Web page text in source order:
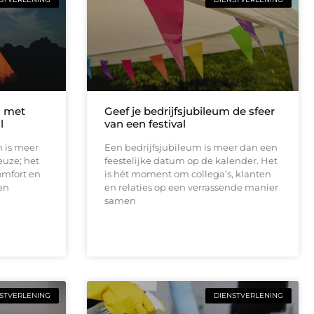
met
is meer
het
en
Geef je bedrijfsjubileum de sfeer
van een festival
Een bedrijfsjubileum is meer dan een
feestelijke datum op de kalender. Het
is hét moment om collega’s, klanten
en relaties op een verrassende manier
samen
DIENSTVERLENING